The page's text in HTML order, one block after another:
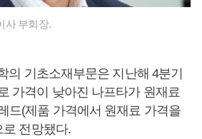
사 부회장.
의 기초소재부문은 지난해 4분기
가격이 낮아진 나프타가 원재료
드(제품 가격에서 원재료 가격을
로 전망됐다.